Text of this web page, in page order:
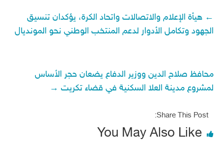
← هيأة الإعلام والاتصالات واتحاد الكرة، يؤكدان تنسيق
الجهود وتكامل الأدوار لدعم المنتخب الوطني نحو المونديال
محافظ صلاح الدين ووزير الدفاع يضعان حجر الأساس
لمشروع مدينة العلا السكنية في قضاء تكريت →
Share This Post:
You May Also Like